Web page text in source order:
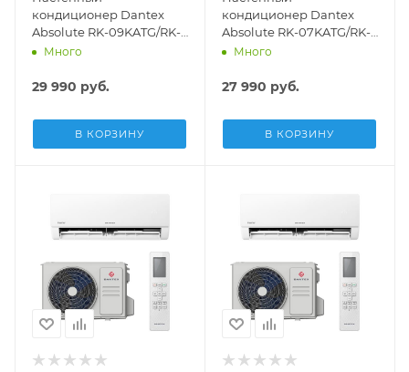
кондиционер Dantex
Absolute RK-09KATG/RK-
09KATGE
Много
29 990 руб.
В КОРЗИНУ
кондиционер Dantex
Absolute RK-07KATG/RK-
07KATGE
Много
27 990 руб.
В КОРЗИНУ